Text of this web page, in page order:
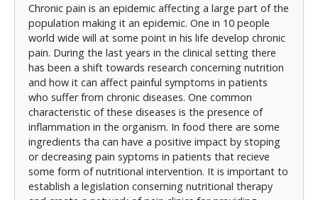
Chronic pain is an epidemic affecting a large part of the
population making it an epidemic. One in 10 people
world wide will at some point in his life develop chronic
pain. During the last years in the clinical setting there
has been a shift towards research concerning nutrition
and how it can affect painful symptoms in patients
who suffer from chronic diseases. One common
characteristic of these diseases is the presence of
inflammation in the organism. In food there are some
ingredients tha can have a positive impact by stoping
or decreasing pain syptoms in patients that recieve
some form of nutritional intervention. It is important to
establish a legislation conserning nutritional therapy